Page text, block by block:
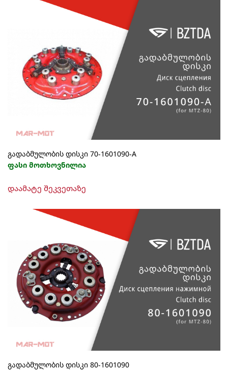
გადაბმულობის დისკი 70-1601090-А
ფასი მოთხოვნილია
დაამატე შეკვეთაზე
გადაბმულობის დისკი 80-1601090